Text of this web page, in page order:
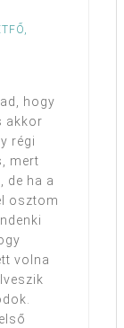
hogy
akkor
régi
mert
de ha a
osztom
volna